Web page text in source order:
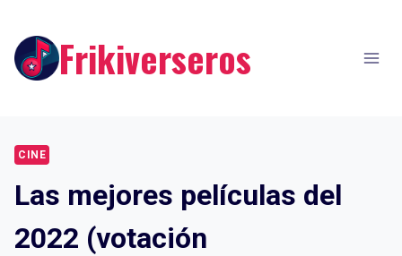
content Frikiverseros
CINE
Las mejores películas del
2022 (votación